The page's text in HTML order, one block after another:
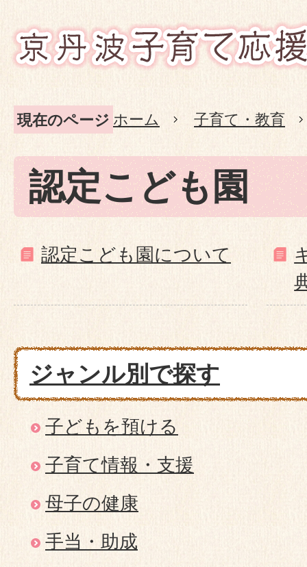
現在のページ ホーム 子育て・教育
認定こども園
認定こども園について
ジャンル別で探す
子どもを預ける
子育て情報・支援
母子の健康
手当・助成